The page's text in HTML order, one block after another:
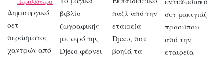
Δημιουργικό
σετ
περάσματος
χαντρών από
βιβλίο
ζωγραφικής
με νερό της
Djeco φέρνει
παζλ από την
εταιρεία
Djeco, που
βοηθά τα
σετ μακιγιάζ
προσώπου
από την
εταιρεία